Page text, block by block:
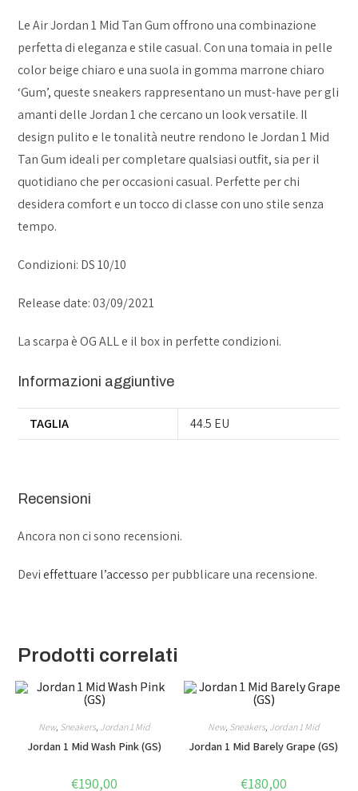
Le Air Jordan 1 Mid Tan Gum offrono una combinazione
perfetta di eleganza e stile casual. Con una tomaia in pelle
color beige chiaro e una suola in gomma marrone chiaro
‘Gum’, queste sneakers rappresentano un must-have per gli
amanti delle Jordan 1 che cercano un look versatile. Il
design pulito e le tonalità neutre rendono le Jordan 1 Mid
Tan Gum ideali per completare qualsiasi outfit, sia per il
quotidiano che per occasioni casual. Perfette per chi
desidera comfort e un tocco di classe con uno stile senza
tempo.
Condizioni: DS 10/10
Release date: 03/09/2021
La scarpa è OG ALL e il box in perfette condizioni.
Informazioni aggiuntive
TAGLIA 44.5 EU
Recensioni
Ancora non ci sono recensioni.
Devieffettuare l’accesso per pubblicare una recensione.
Prodotti correlati
New, Sneakers Jordan 1 Mid
Jordan 1 Mid Wash Pink (GS)
€190,00
New, Sneakers, Jordan 1 Mid
Jordan 1 Mid Barely Grape (GS)
€180,00